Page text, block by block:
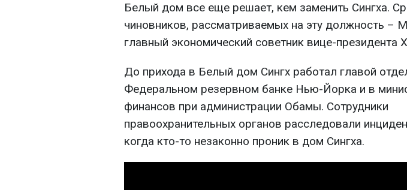
Белый дом все еще решает, кем заменить Сингха.
чиновников, рассматриваемых на эту должность –
главный экономический советник вице-президента
До прихода в Белый дом Сингх работал главой
Федеральном резервном банке Нью-Йорка и в
финансов при администрации Обамы. Сотрудники
правоохранительных органов расследовали
когда кто-то незаконно проник в дом Сингха.